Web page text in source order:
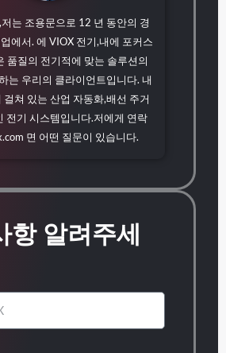
는 조용문으로 12 년 동안의 경
에서. 에 VIOX 전기,내에 포커스
품질의 전기적에 맞는 솔루션의
는 우리의 클라이언트입니다. 내
걸쳐 있는 산업 자동화,배선 주거
전기 시스템입니다.저에게 연락
면 어떤 질문이 있습니다.
항 알려주세